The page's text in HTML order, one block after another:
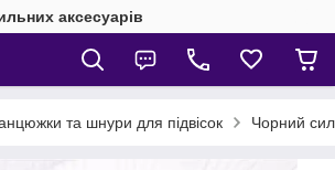
аксесуарів
та шнури для підвісок Чорний